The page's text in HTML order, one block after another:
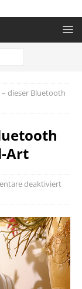
dieser Bluetooth
Art
deaktiviert